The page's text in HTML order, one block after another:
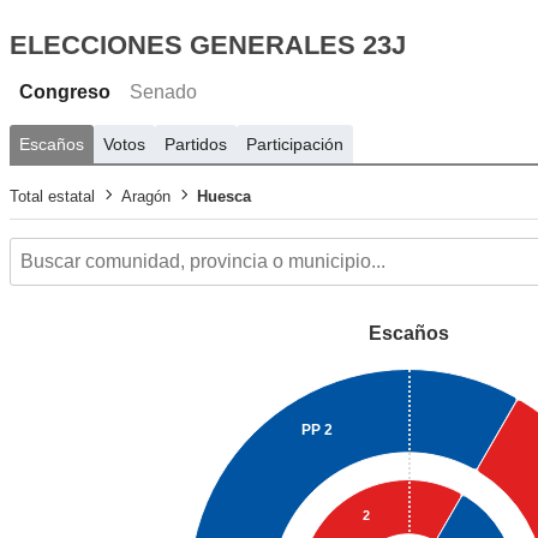
ELECCIONES GENERALES 23J
Congreso Senado
Escaños Votos Partidos Participación
Total estatal Aragón Huesca
Escaños
PP 2
2